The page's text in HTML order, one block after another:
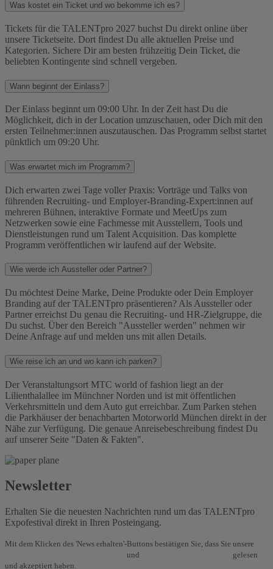
Was kostet ein Ticket und wo bekomme ich es?
Tickets für die TALENTpro 2027 buchst Du direkt online über
unsere Ticketseite. Dort findest Du alle aktuellen Preise und
Kategorien. Sichere Dir am besten frühzeitig Dein Ticket, die
beliebten Kontingente sind schnell vergeben.
Wann beginnt der Einlass?
Der Einlass beginnt um 09:00 Uhr. In der Zeit hast Du die
Möglichkeit, dich in der Location umzuschauen, oder Dich mit den
ersten Teilnehmer:innen auszutauschen. Das Programm selbst startet
pünktlich um 09:20 Uhr.
Was erwartet mich im Programm?
Dich erwarten zwei Tage voller Praxis: Vorträge und Talks von
führenden Recruiting- und Employer-Branding-Expert:innen auf
mehreren Bühnen, interaktive Formate und MeetUps zum
Netzwerken sowie eine Fachmesse mit Ausstellern, Tools und
Dienstleistungen rund um Talent Acquisition. Das komplette
Programm veröffentlichen wir laufend auf der Website.
Wie werde ich Aussteller oder Partner?
Du möchtest Deine Marke, Deine Produkte oder Dein Employer
Branding auf der TALENTpro präsentieren? Als Aussteller oder
Partner erreichst Du genau die Recruiting- und HR-Zielgruppe, die
Du suchst. Über den Bereich "Aussteller werden" nehmen wir
Deine Anfrage auf und melden uns mit allen Details.
Wie reise ich an und wo kann ich parken?
Der Veranstaltungsort MTC world of fashion liegt an der
Lilienthalallee im Münchner Norden und ist mit öffentlichen
Verkehrsmitteln und dem Auto gut erreichbar. Zum Parken stehen
die Parkhäuser der benachbarten Motorworld München direkt in der
Nähe zur Verfügung. Die genaue Anreisebeschreibung findest Du
auf unserer Seite "Daten & Fakten".
Newsletter
Erhalten Sie die neuesten Nachrichten rund um das TALENTpro
Expofestival direkt in Ihren Posteingang.
Mit dem Klicken des 'News erhalten'-Buttons bestätigen Sie, dass Sie unsere
und
gelesen
und akzeptiert haben.